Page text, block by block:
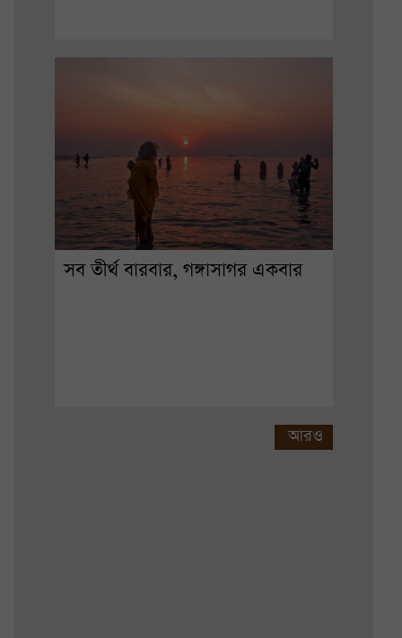
সব তীর্থ বারবার, গঙ্গাসাগর একবার
আরও